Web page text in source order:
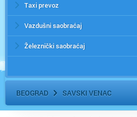
Taxi prevoz
Vazdušni saobraćaj
Železnički saobraćaj
BEOGRAD SAVSKI VENAC